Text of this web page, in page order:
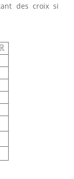
des croix si
5